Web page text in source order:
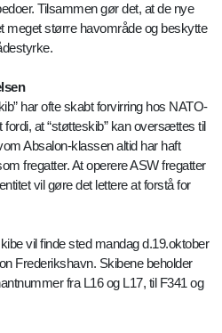
Tilsammen gør det, at de nye
meget større havområde og beskytte
har ofte skabt forvirring hos NATO-
at “støtteskib” kan oversættes til
Absalon-klassen altid har haft
fregatter. At operere ASW fregatter
vil gøre det lettere at forstå for
vil finde sted mandag d.19.oktober
Frederikshavn. Skibene beholder
fra L16 og L17, til F341 og